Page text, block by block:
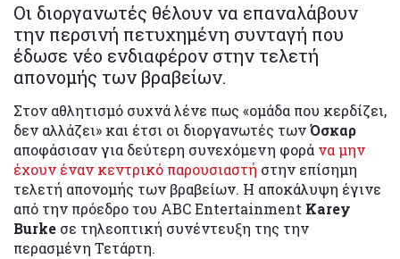
Οι διοργανωτές θέλουν να επαναλάβουν
την περσινή πετυχημένη συνταγή που
έδωσε νέο ενδιαφέρον στην τελετή
απονομής των βραβείων.
Στον αθλητισμό συχνά λένε πως «ομάδα που κερδίζει,
δεν αλλάζει» και έτσι οι διοργανωτές τωνΌσκαρ
αποφάσισαν για δεύτερη συνεχόμενη φορά να μην
έχουν έναν κεντρικό παρουσιαστή στην επίσημη
τελετή απονομής των βραβείων. Η αποκάλυψη έγινε
από την πρόεδρο του ABC Entertainment Karey
Burke σε τηλεοπτική συνέντευξη της την
περασμένη Τετάρτη.